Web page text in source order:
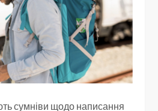
сумніви щодо написання